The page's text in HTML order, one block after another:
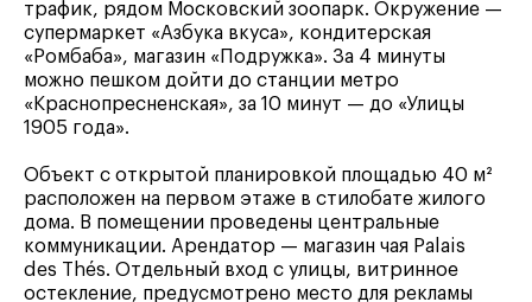
трафик, рядом Московский зоопарк. Окружение —
супермаркет «Азбука вкуса», кондитерская
«Ромбаба», магазин «Подружка». За 4 минуты
можно пешком дойти до станции метро
«Краснопресненская», за 10 минут — до «Улицы
1905 года».
Объект с открытой планировкой площадью 40 м²
расположен на первом этаже в стилобате жилого
дома. В помещении проведены центральные
коммуникации. Арендатор — магазин чая Palais
des Thés. Отдельный вход с улицы, витринное
остекление, предусмотрено место для рекламы